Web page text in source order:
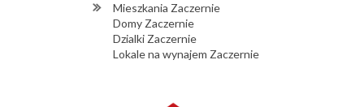
Mieszkania Zaczernie
Domy Zaczernie
Dzialki Zaczernie
Lokale na wynajem Zaczernie